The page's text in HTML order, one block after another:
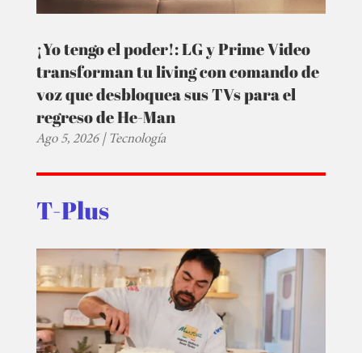
¡Yo tengo el poder!: LG y Prime Video
transforman tu living con comando de
voz que desbloquea sus TVs para el
regreso de He-Man
Ago 5, 2026|Tecnología
T-Plus